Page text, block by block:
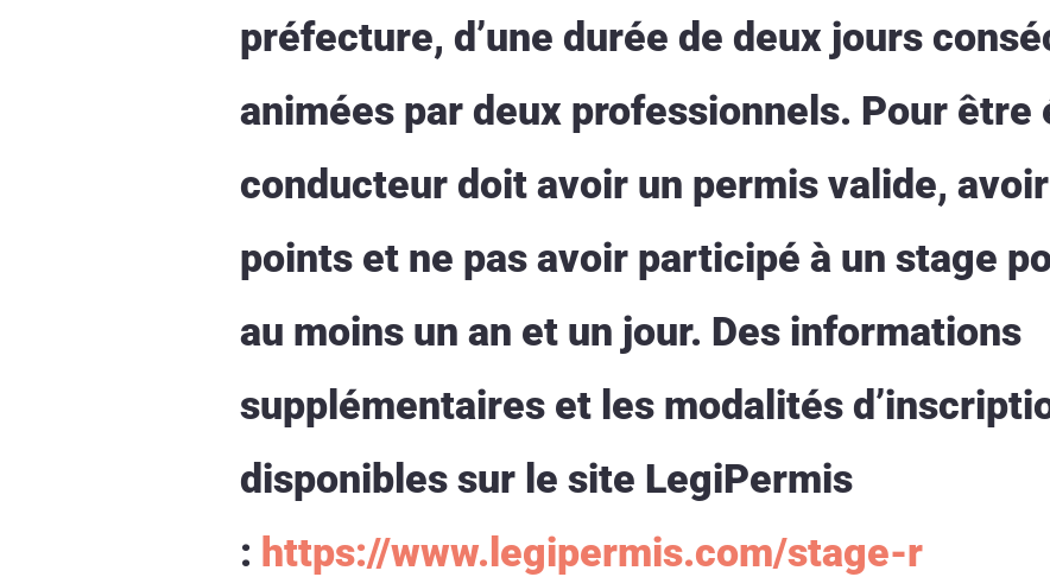
préfecture, d’une durée de deux jours
animées par deux professionnels. Pour être
conducteur doit avoir un permis valide,
points et ne pas avoir participé à un stage
au moins un an et un jour. Des informations
supplémentaires et les modalités
disponibles sur le site LegiPermis
: https://www.legipermis.com/stage-r